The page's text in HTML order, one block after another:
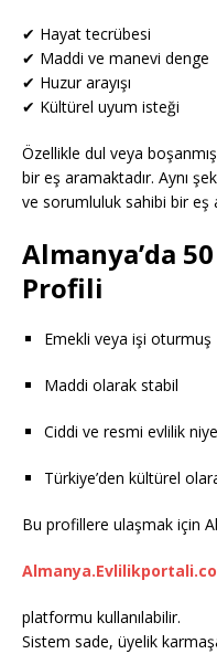
✔ Hayat tecrübesi
✔ Maddi ve manevi denge
✔ Huzur arayışı
✔ Kültürel uyum isteği
Özellikle dul veya
bir eş aramaktadır. Aynı
ve sorumluluk sahibi bir eş
Almanya’da
Profili
Emekli veya işi oturmuş
Maddi olarak stabil
Ciddi ve resmi evlilik
Türkiye’den kültürel
Bu profillere ulaşmak için
platformu kullanılabilir.
Sistem sade, üyelik